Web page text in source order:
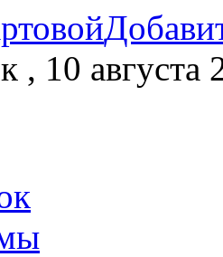
, 10 августа